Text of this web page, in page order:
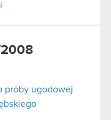
2008
próby ugodowej